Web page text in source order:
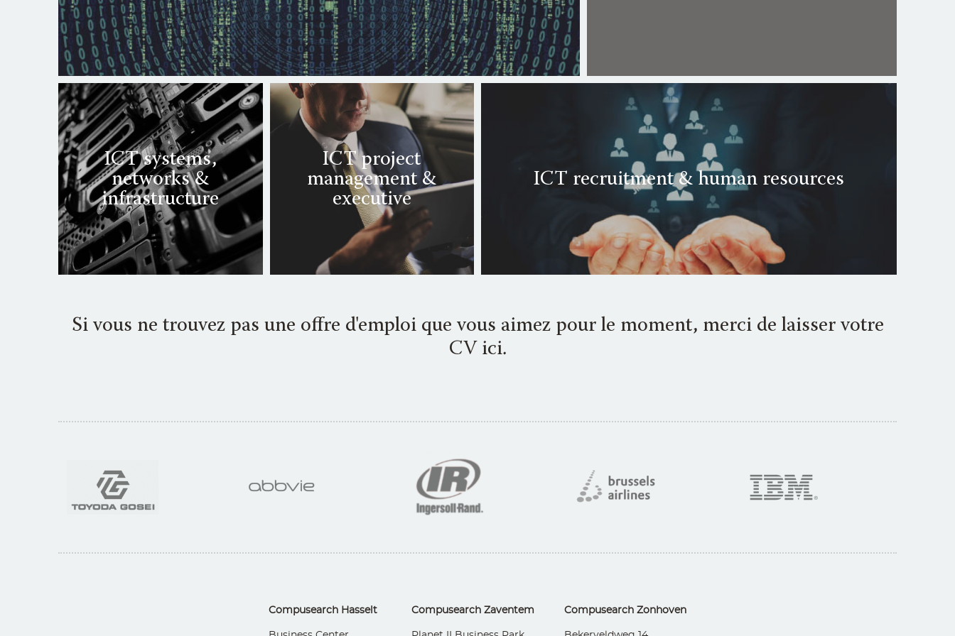
ICT systems,
networks &
infrastructure
ICT project
management &
executive
ICT recruitment & human resources
Si vous ne trouvez pas une offre d'emploi que vous aimez pour le moment, merci de laisser votre
CV ici.
Compusearch Hasselt Compusearch Zaventem Compusearch Zonhoven